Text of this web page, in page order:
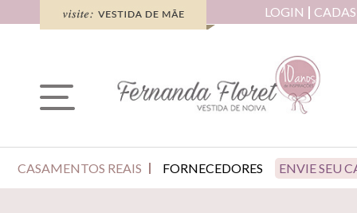
LOGIN
CASAMENTOS REAIS FORNECEDORES ENVIE SEU